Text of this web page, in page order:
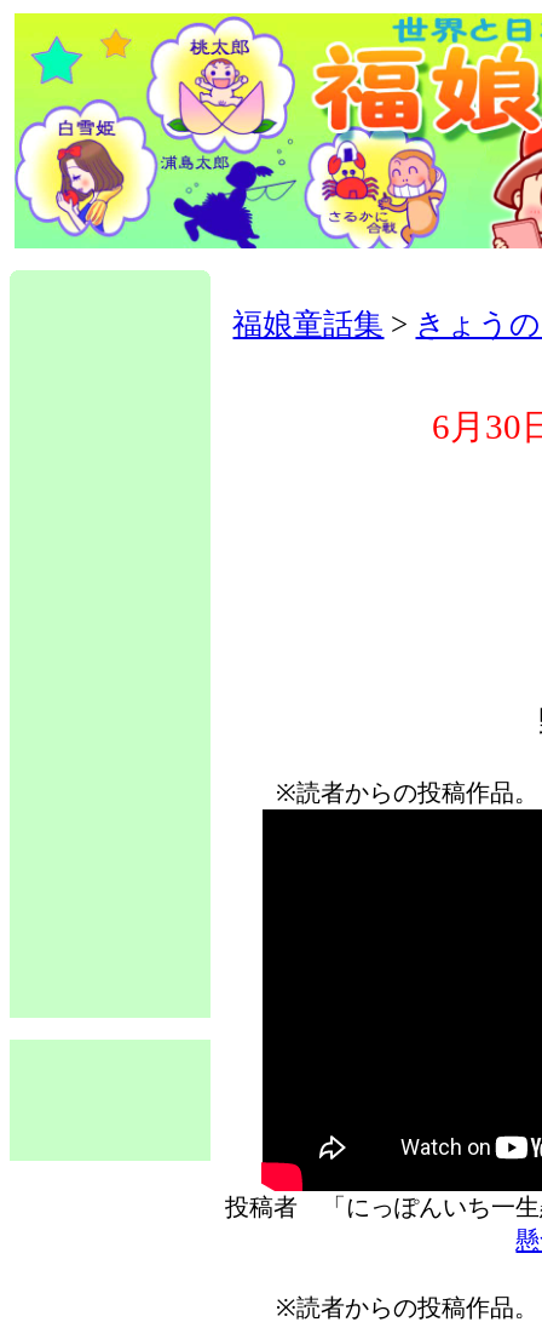
福娘童話集 > きょう
6月30
※読者からの投稿作品
投稿者 「にっぽんいち
※読者からの投稿作品